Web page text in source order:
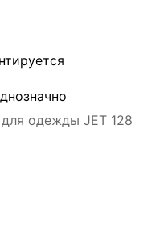
одежды JET 128